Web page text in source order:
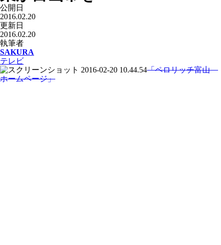
公開日
2016.02.20
更新日
2016.02.20
執筆者
SAKURA
テレビ
「ペロリッチ富山
ホームページ」